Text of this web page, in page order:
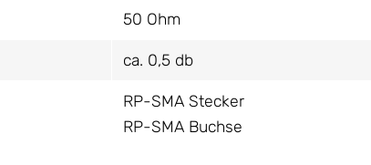
50 Ohm
ca. 0,5 db
RP-SMA Stecker
RP-SMA Buchse